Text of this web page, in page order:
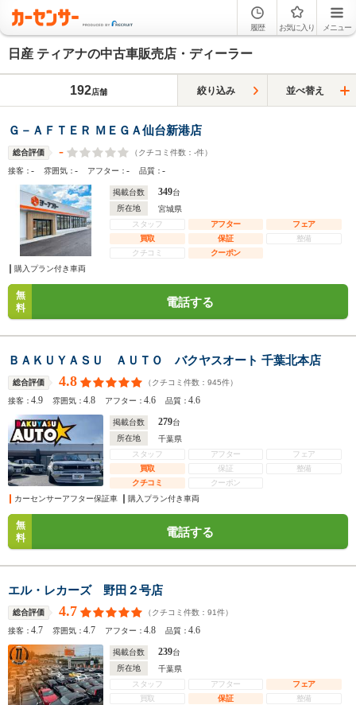
履歴 お気に入り メニュー
日産 ティアナの中古車販売店・ディーラー
192店舗 絞り込み 並べ替え
Ｇ－ＡＦＴＥＲ ＭＥＧＡ仙台新港店
総合評価 - （クチコミ件数： -件）
接客：- 雰囲気：- アフター：- 品質：-
掲載台数 349台
所在地
宮城県
スタッフ
アフター
フェア
買取
保証
整備
クチコミ
クーポン
購入プラン付き車両
無
料
電話する
ＢＡＫＵＹＡＳＵ ＡＵＴＯ バクヤスオート 千葉北本店
総合評価 4.8 （クチコミ件数： 945件）
接客：4.9 雰囲気：4.8 アフター：4.6 品質：4.6
掲載台数 279台
所在地
千葉県
スタッフ
アフター
フェア
買取
保証
整備
クチコミ
クーポン
カーセンサーアフター保証車
購入プラン付き車両
無
料
電話する
エル・レカーズ 野田２号店
総合評価 4.7 （クチコミ件数： 91件）
接客：4.7 雰囲気：4.7 アフター：4.8 品質：4.6
掲載台数 239台
所在地
千葉県
スタッフ
アフター
フェア
買取
保証
整備